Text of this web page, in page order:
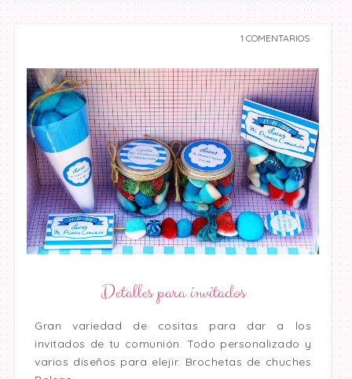
1 COMENTARIOS
Detalles para invitados
Gran variedad de cositas para dar a los
invitados de tu comunión. Todo personalizado y
varios diseños para elejir. Brochetas de chuches